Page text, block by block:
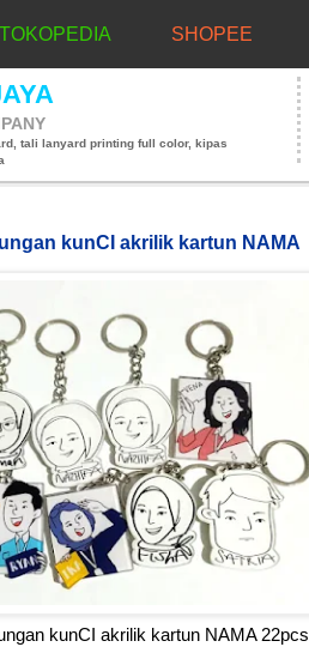
TOKOPEDIA SHOPEE
tali lanyard printing full color, kipas
kunCI akrilik kartun NAMA
kunCI akrilik kartun NAMA 22pcs